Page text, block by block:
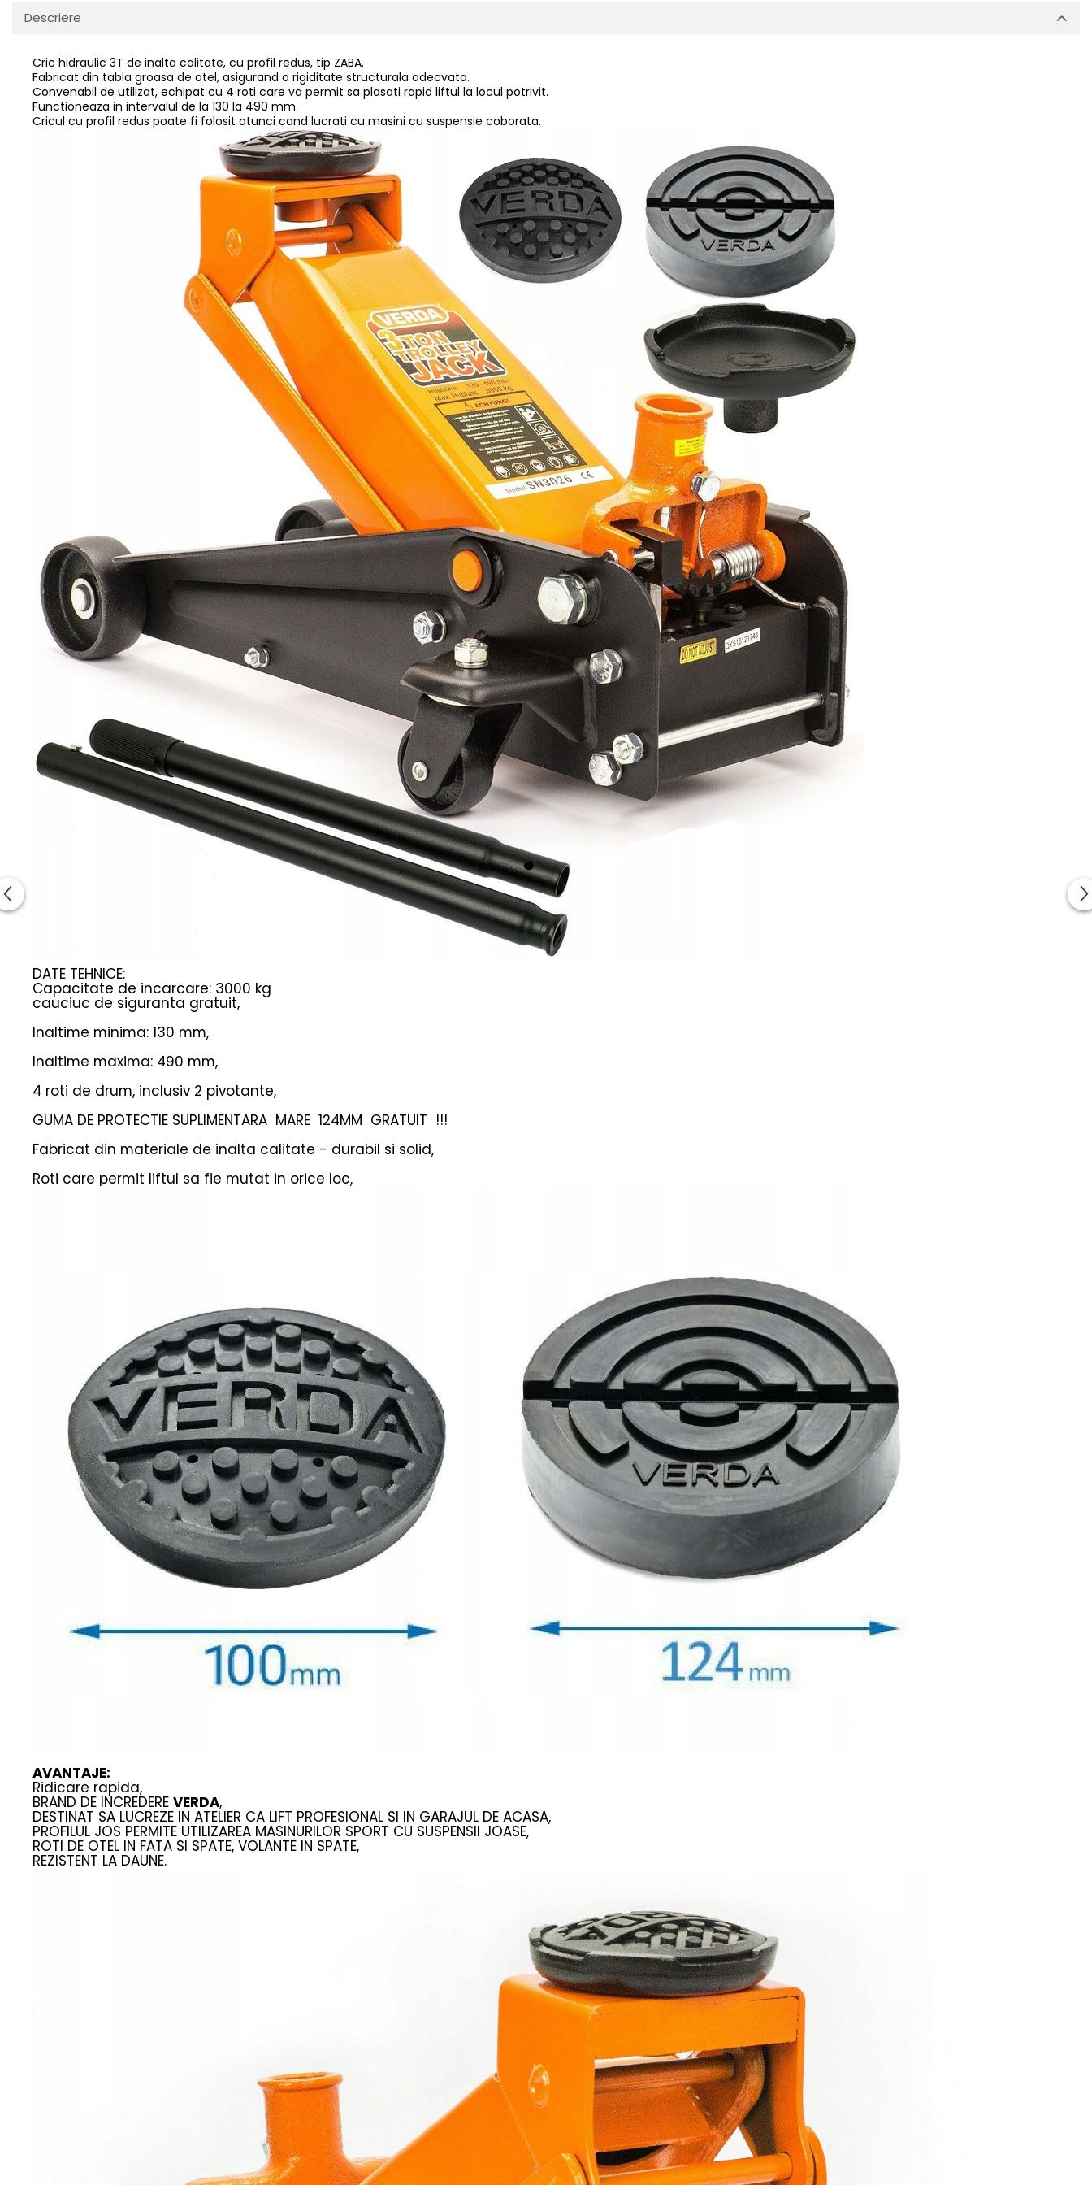
Protectia muncii
Slefuitoare
Suport auto
Suport motocicleta
Descriere
Cric hidraulic 3T de inalta calitate, cu profil redus, tip ZABA.
Fabricat din tabla groasa de otel, asigurand o rigiditate structurala adecvata.
Convenabil de utilizat, echipat cu 4 roti care va permit sa plasati rapid liftul la locul potrivit.
Functioneaza in intervalul de la 130 la 490 mm.
Cricul cu profil redus poate fi folosit atunci cand lucrati cu masini cu suspensie coborata.
DATE TEHNICE:
Capacitate de incarcare: 3000 kg
cauciuc de siguranta gratuit,
Inaltime minima: 130 mm,
Inaltime maxima: 490 mm,
4 roti de drum, inclusiv 2 pivotante,
GUMA DE PROTECTIE SUPLIMENTARA MARE 124MM GRATUIT !!!
Fabricat din materiale de inalta calitate - durabil si solid,
Roti care permit liftul sa fie mutat in orice loc,
AVANTAJE:
Ridicare rapida,
BRAND DE INCREDERE VERDA,
DESTINAT SA LUCREZE IN ATELIER CA LIFT PROFESIONAL SI IN GARAJUL DE ACASA,
PROFILUL JOS PERMITE UTILIZAREA MASINURILOR SPORT CU SUSPENSII JOASE,
ROTI DE OTEL IN FATA SI SPATE, VOLANTE IN SPATE,
REZISTENT LA DAUNE.